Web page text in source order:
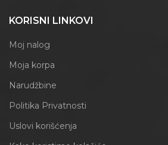
KORISNI LINKOVI
Moj nalog
Moja korpa
Narudžbine
Politika Privatnosti
Uslovi korišćenja